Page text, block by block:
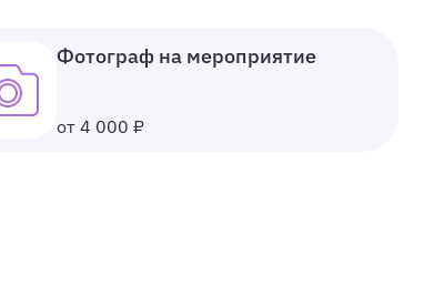
Фотограф на мероприятие
от 4 000 ₽